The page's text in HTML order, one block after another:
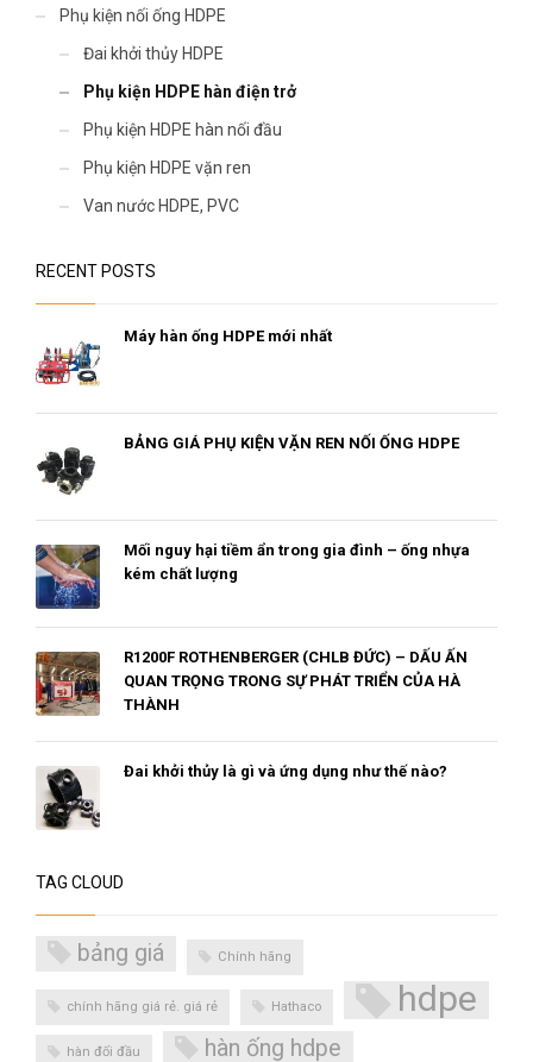
Phụ kiện nối ống HDPE
Đai khởi thủy HDPE
Phụ kiện HDPE hàn điện trở
Phụ kiện HDPE hàn nối đầu
Phụ kiện HDPE vặn ren
Van nước HDPE, PVC
RECENT POSTS
Máy hàn ống HDPE mới nhất
BẢNG GIÁ PHỤ KIỆN VẶN REN NỐI ỐNG HDPE
Mối nguy hại tiềm ẩn trong gia đình – ống nhựa
kém chất lượng
R1200F ROTHENBERGER (CHLB ĐỨC) – DẤU ẤN
QUAN TRỌNG TRONG SỰ PHÁT TRIỂN CỦA HÀ
THÀNH
Đai khởi thủy là gì và ứng dụng như thế nào?
TAG CLOUD
bảng giá Chính hãng
chính hãng giá rẻ. giá rẻ Hathaco hdpe
hàn đối đầu hàn ống hdpe